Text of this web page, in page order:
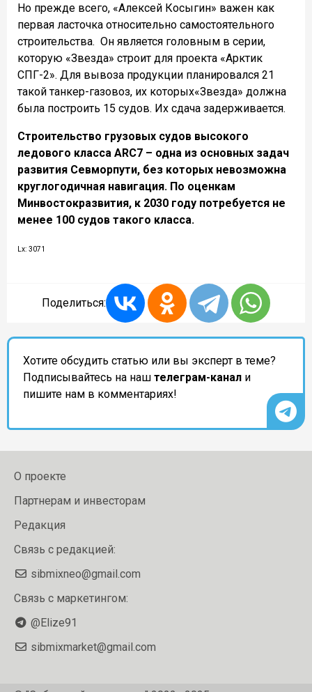
Но прежде всего, «Алексей Косыгин» важен как
первая ласточка относительно самостоятельного
строительства. Он является головным в серии,
которую «Звезда» строит для проекта «Арктик
СПГ-2». Для вывоза продукции планировался 21
такой танкер-газовоз, их которых«Звезда» должна
была построить 15 судов. Их сдача задерживается.
Строительство грузовых судов высокого
ледового класса ARC7 – одна из основных задач
развития Севморпути, без которых невозможна
круглогодичная навигация. По оценкам
Минвостокразвития, к 2030 году потребуется не
менее 100 судов такого класса.
Lx: 3071
Поделиться:
Хотите обсудить статью или вы эксперт в теме?
Подписывайтесь на наш телеграм-канал и
пишите нам в комментариях!
О проекте
Партнерам и инвесторам
Редакция
Связь с редакцией:
sibmixneo@gmail.com
Связь с маркетингом:
@Elize91
sibmixmarket@gmail.com